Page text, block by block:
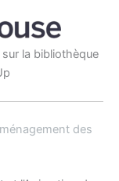
la bibliothèque
des